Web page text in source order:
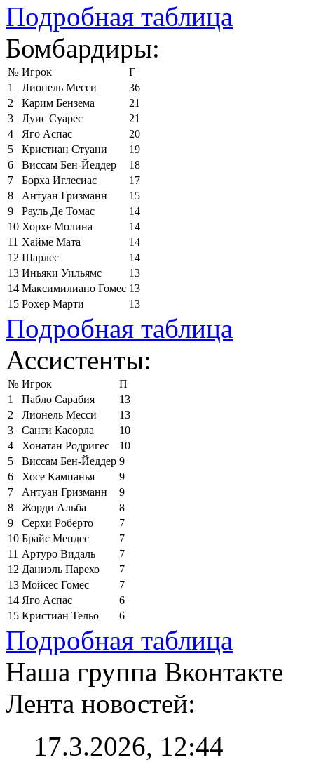
Подробная таблица
Бомбардиры:
№ Игрок
Г
1
Лионель Месси
36
2
Карим Бензема
21
3
Луис Суарес
21
4
Яго Аспас
20
5
Кристиан Стуани
19
6
Виссам Бен-Йеддер
18
7
Борха Иглесиас
17
8
Антуан Гризманн
15
9
Рауль Де Томас
14
10 Хорхе Молина
14
11 Хайме Мата
14
12 Шарлес
14
13 Иньяки Уильямс
13
14 Максимилиано Гомес 13
15 Рохер Марти 13
Подробная таблица
Ассистенты:
№ Игрок
П
1
Пабло Сарабия
13
2
Лионель Месси
13
3
Санти Касорла
10
4
Хонатан Родригес
10
5
Виссам Бен-Йеддер 9
6
Хосе Кампанья
9
7
Антуан Гризманн
9
8
Жорди Альба
8
9
Серхи Роберто
7
10 Брайс Мендес
7
11 Артуро Видаль
7
12 Даниэль Парехо
7
13 Мойсес Гомес
7
14 Яго Аспас
6
15 Кристиан Тельо 6
Подробная таблица
Наша группа Вконтакте
Лента новостей:
17.3.2026, 12:44